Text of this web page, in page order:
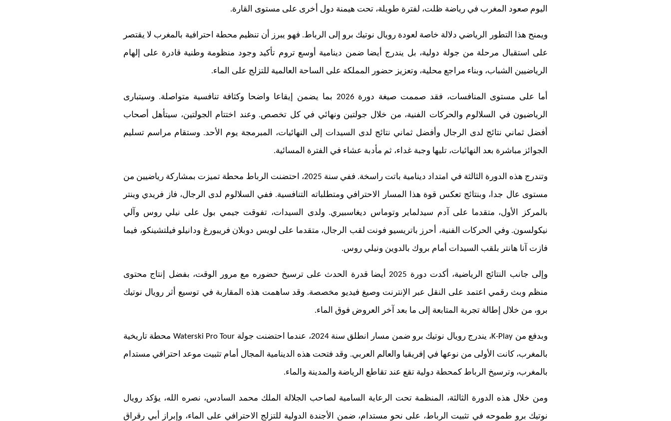
اليوم صعود المغرب في رياضة ظلت، لفترة طويلة، تحت هيمنة دول أخرى على مستوى القارة.
ويمنح هذا التطور الرياضي دلالة خاصة لعودة رويال نوتيك برو إلى الرباط. فهو يبرز أن تنظيم محطة احترافية بالمغرب لا يقتصر
على استقبال مرحلة من جولة دولية، بل يندرج أيضا ضمن دينامية أوسع تروم تأكيد وجود منظومة وطنية قادرة على إلهام
الرياضيين الشباب، وبناء مراجع محلية، وتعزيز حضور المملكة على الساحة العالمية للتزلج على الماء.
أما على مستوى المنافسات، فقد صممت صيغة دورة 2026 بما يضمن إيقاعا واضحا وكثافة تنافسية متواصلة. وسيتبارى
الرياضيون في السلالوم والحركات الفنية، من خلال جولتين ونهائي في كل تخصص. وعند اختتام الجولتين، سيتأهل أصحاب
أفضل ثماني نتائج لدى الرجال وأفضل ثماني نتائج لدى السيدات إلى النهائيات، المبرمجة يوم الأحد. وستقام مراسم تسليم
الجوائز مباشرة بعد النهائيات، تليها وجبة غداء، ثم مأدبة عشاء في الفترة المسائية.
وتندرج هذه الدورة الثالثة في امتداد دينامية باتت راسخة. ففي سنة 2025، احتضنت الرباط محطة تميزت بمشاركة رياضيين من
مستوى عال جدا، وبنتائج تعكس قوة هذا المسار الاحترافي ومتطلباته التنافسية. ففي السلالوم لدى الرجال، فاز فريدي وينتر
بالمركز الأول، متقدما على آدم سيدلماير وتوماس ديغاسبيري. ولدى السيدات، تفوقت جيمي بول على نيلي روس وآلي
نيكولسون. وفي الحركات الفنية، أحرز باتريسيو فونت لقب الرجال، متقدما على لويس دوبلان فريبورغ ودانيلو فيلتشينكو، فيما
فازت آنا هانتر بلقب السيدات أمام بروك بالدوين ونيلي روس.
وإلى جانب النتائج الرياضية، أكدت دورة 2025 أيضا قدرة الحدث على ترسيخ حضوره مع مرور الوقت، بفضل إنتاج محتوى
منظم وبث رقمي اعتمد على النقل عبر الإنترنت وصيغ فيديو مخصصة. وقد ساهمت هذه المقاربة في توسيع أثر رويال نوتيك
برو، من خلال إطالة تجربة المتابعة إلى ما بعد آخر العروض فوق الماء.
وبدفع من K-Play، يندرج رويال نوتيك برو ضمن مسار انطلق سنة 2024، عندما احتضنت جولة Waterski Pro Tour محطة تاريخية
بالمغرب، كانت الأولى من نوعها في إفريقيا والعالم العربي. وقد فتحت هذه الدينامية المجال أمام تثبيت موعد احترافي مستدام
بالمغرب، وترسيخ الرباط كمحطة دولية تقع عند تقاطع الرياضة والمدينة والماء.
ومن خلال هذه الدورة الثالثة، المنظمة تحت الرعاية السامية لصاحب الجلالة الملك محمد السادس، نصره الله، يؤكد رويال
نوتيك برو طموحه في تثبيت الرباط، على نحو مستدام، ضمن الأجندة الدولية للتزلج الاحترافي على الماء، وإبراز أبي رقراق